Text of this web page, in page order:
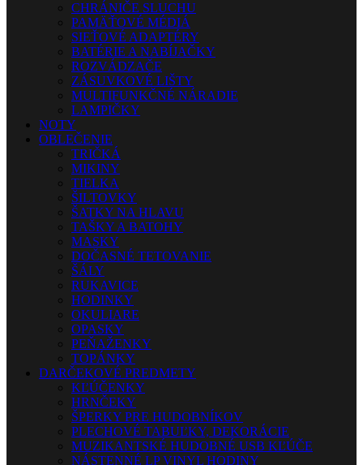
CHRÁNIČE SLUCHU
PAMÄŤOVÉ MÉDIÁ
SIEŤOVÉ ADAPTÉRY
BATÉRIE A NABÍJAČKY
ROZVÁDZAČE
ZÁSUVKOVÉ LIŠTY
MULTIFUNKČNÉ NÁRADIE
LAMPIČKY
NOTY
OBLEČENIE
TRIČKÁ
MIKINY
TIELKA
ŠILTOVKY
ŠATKY NA HLAVU
TAŠKY A BATOHY
MASKY
DOČASNÉ TETOVANIE
ŠÁLY
RUKAVICE
HODINKY
OKULIARE
OPASKY
PEŇAŽENKY
TOPÁNKY
DARČEKOVÉ PREDMETY
KĽÚČENKY
HRNČEKY
ŠPERKY PRE HUDOBNÍKOV
PLECHOVÉ TABUĽKY, DEKORÁCIE
MUZIKANTSKÉ HUDOBNÉ USB KĽÚČE
NÁSTENNÉ LP VINYL HODINY